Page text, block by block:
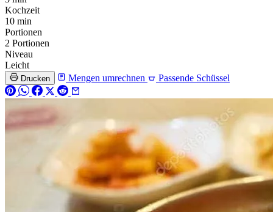
Kochzeit
10 min
Portionen
2 Portionen
Niveau
Leicht
Drucken Mengen umrechnen Passende Schüssel